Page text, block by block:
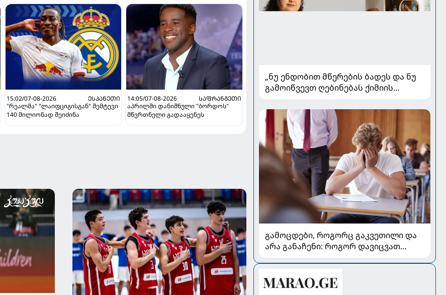
15:02/07-08-2026
ᲔᲡᲞᲐᲜᲔᲗᲘ
"რეალმა" "ლაიფციგისგან" შემტევი
140 მილიონად შეიძინა
14:05/07-08-2026
ᲡᲐᲤᲠᲐᲜᲒᲔᲗᲘ
აპრილში დანიშნული "ბორდოს"
მწვრთნელი გადააყენეს
„ნუ ენდობით მწერების ბადეს და ნუ
გამოიწვევთ ღებინებას ქიმიის
ბავშვი კრიტიკულ სიტუაციაში,
პედიატრ სალომე ახვლედიანის
რჩევები
გამოცდები, როგორც გაკვეთილი და
არა განაჩენი: როგორ დავიცვათ